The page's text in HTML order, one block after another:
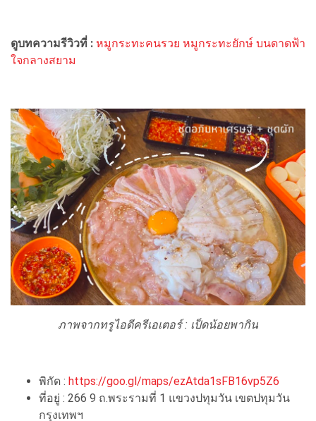
ดูบทความรีวิวที่ : หมูกระทะคนรวย หมูกระทะยักษ์ บนดาดฟ้า
ใจกลางสยาม
ภาพจากทรูไอดีครีเอเตอร์ : เป็ดน้อยพากิน
พิกัด : https://goo.gl/maps/ezAtda1sFB16vp5Z6
ที่อยู่ : 266 9 ถ.พระรามที่ 1 แขวงปทุมวัน เขตปทุมวัน
กรุงเทพฯ